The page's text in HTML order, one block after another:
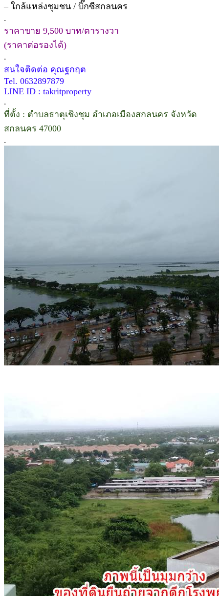
– ใกล้แหล่งชุมชน / บิ๊กซีสกลนคร
.
ราคาขาย 9,500 บาท/ตารางวา
(ราคาต่อรองได้)
.
สนใจติดต่อ คุณฐกฤต
Tel. 0632897879
LINE ID : takritproperty
.
ที่ตั้ง : ตำบลธาตุเชิงชุม อำเภอเมืองสกลนคร จังหวัด
สกลนคร 47000
.